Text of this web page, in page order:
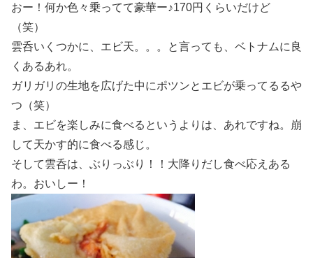
おー！何か色々乗ってて豪華ー♪170円くらいだけど
（笑）
雲呑いくつかに、エビ天。。。と言っても、ベトナムに良
くあるあれ。
ガリガリの生地を広げた中にポツンとエビが乗ってるるや
つ（笑）
ま、エビを楽しみに食べるというよりは、あれですね。崩
して天かす的に食べる感じ。
そして雲呑は、ぶりっぶり！！大降りだし食べ応えある
わ。おいしー！